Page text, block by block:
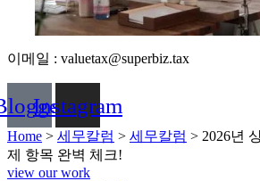
이메일 : valuetax@superbiz.tax
Instagram
Home > 세무칼럼 > 세무칼럼 > 2026년
제 항목 완벽 체크!
view our work